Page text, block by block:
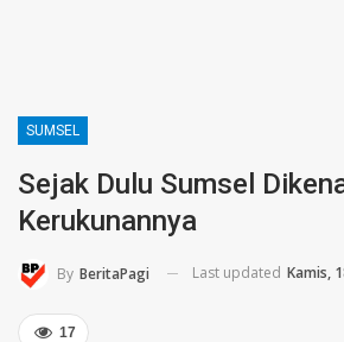
SUMSEL
Sejak Dulu Sumsel
Kerukunannya
By BeritaPagi Last updated Kamis,
17